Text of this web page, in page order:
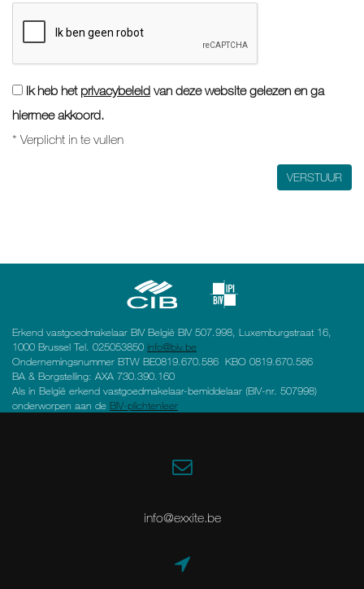
Ik heb het privacybeleid van deze website gelezen en ga
hiermee akkoord.
* Verplicht in te vullen
Erkend vastgoedmakelaar BIV België BIV 507.998, Luxemburgstraat 16,
1000 Brussel Tel. 025053850 info@biv.be
Ondernemingsnummer BTW BE0819.670.586 KBO 0819.670.586
BA & Borgstelling: AXA 730.390.160
Als in België erkend vastgoedmakelaar-bemiddelaar (BIV-nr. 507998)
onderworpen aan de BIV-plichtenleer
info@exxite.be